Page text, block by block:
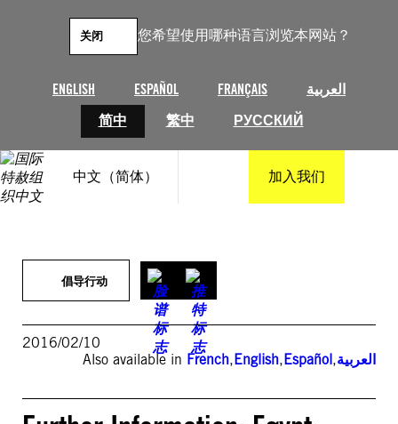
您希望使用哪种语言浏览本网站？
ENGLISH ESPAÑOL FRANÇAIS
العربية
简中
繁中 РУССКИЙ
关闭
中文（简体） 加入我们
倡导行动
2016/02/10
Also available in French,English,Español,العربية